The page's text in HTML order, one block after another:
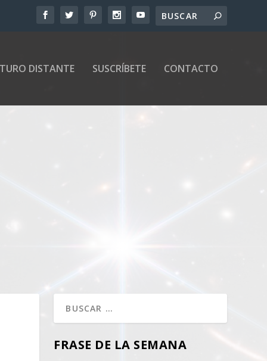
DISTANTE SUSCRÍBETE CONTACTO
FRASE DE LA SEMANA